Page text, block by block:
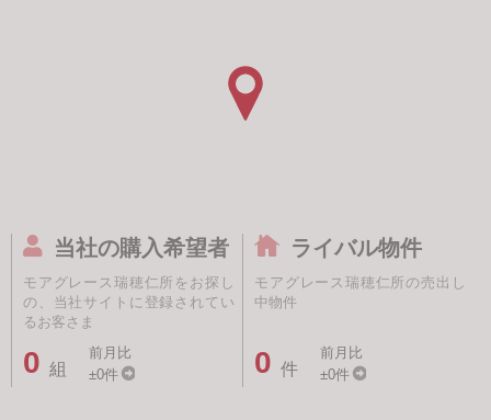
当社の購入希望者
モアグレース瑞穂仁所をお探し
の、当社サイトに登録されてい
るお客さま
0 組
前月比
±0件
ライバル物件
モアグレース瑞穂仁所の売出し
中物件
0 件
前月比
±0件